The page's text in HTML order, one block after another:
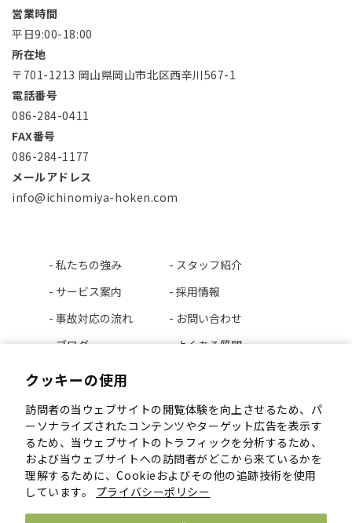
クッキーの使用
訪問者の当ウェブサイトの閲覧体験を向上させるため、パ
ーソナライズされたコンテンツやターゲット広告を表示す
るため、当ウェブサイトのトラフィックを分析するため、
および当ウェブサイトへの訪問者がどこから来ているかを
理解するために、Cookieおよびその他の追跡技術を使用
しています。
プライバシーポリシー
営業時間
平日9:00-18:00
所在地
〒701-1213 岡山県岡山市北区西辛川567-1
電話番号
086-284-0411
FAX番号
086-284-1177
メールアドレス
info@ichinomiya-hoken.com
- 私たちの強み - スタッフ紹介
- サービス案内 - 採用情報
- 事故対応の流れ - お問い合わせ
-ブログ -よくある質問
会社案内
-会社概要
- FD宣言
-アクセス